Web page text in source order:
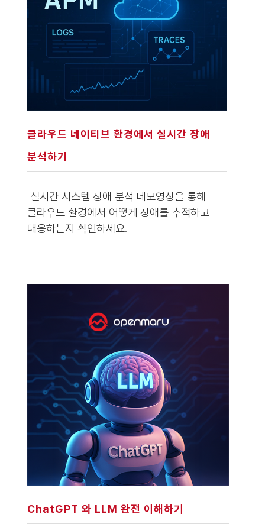
클라우드 네이티브 환경에서 실시간 장애
분석하기
실시간 시스템 장애 분석 데모영상을 통해
클라우드 환경에서 어떻게 장애를 추적하고
대응하는지 확인하세요.
ChatGPT 와 LLM 완전 이해하기